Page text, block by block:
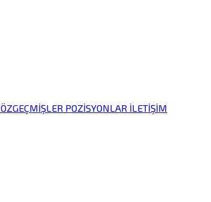
ÖZGEÇMİŞLER POZİSYONLAR İLETİŞİM